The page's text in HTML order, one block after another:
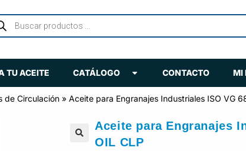
TU ACEITE CATÁLOGO CONTACTO MI
de Circulación »Aceite para Engranajes Industriales ISO VG
Aceite para Engranajes
OIL CLP